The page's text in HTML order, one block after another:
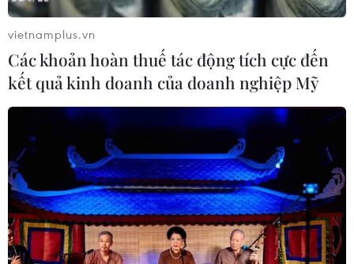
vietnamplus.vn
Các khoản hoàn thuế tác động tích cực đến
kết quả kinh doanh của doanh nghiệp Mỹ